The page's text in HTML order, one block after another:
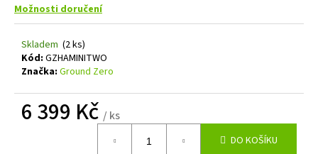
Možnosti doručení
Skladem (2 ks)
Kód: GZHAMINITWO
Značka: Ground Zero
6 399 Kč / ks
DO KOŠÍKU
D
o
o